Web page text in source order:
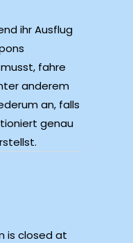
ihr Ausflug
fahre
anderem
an, falls
genau
is closed at